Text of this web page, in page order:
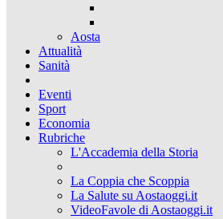
Aosta
Attualità
Sanità
Eventi
Sport
Economia
Rubriche
L'Accademia della Storia
La Coppia che Scoppia
La Salute su Aostaoggi.it
VideoFavole di Aostaoggi.it